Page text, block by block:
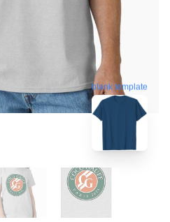
blank template